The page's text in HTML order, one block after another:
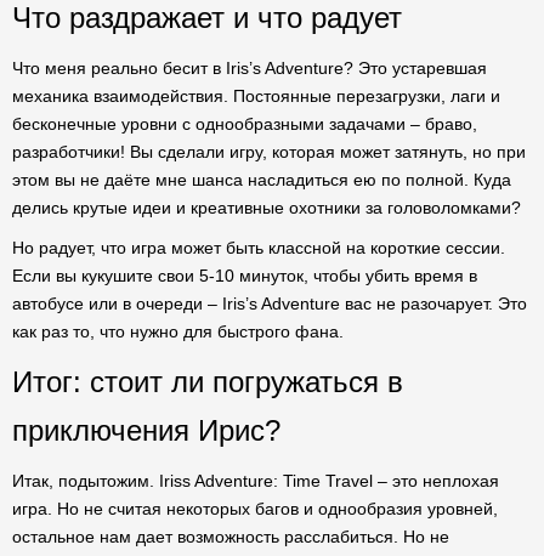
Что раздражает и что радует
Что меня реально бесит в Iris’s Adventure? Это устаревшая
механика взаимодействия. Постоянные перезагрузки, лаги и
бесконечные уровни с однообразными задачами – браво,
разработчики! Вы сделали игру, которая может затянуть, но при
этом вы не даёте мне шанса насладиться ею по полной. Куда
делись крутые идеи и креативные охотники за головоломками?
Но радует, что игра может быть классной на короткие сессии.
Если вы кукушите свои 5-10 минуток, чтобы убить время в
автобусе или в очереди – Iris’s Adventure вас не разочарует. Это
как раз то, что нужно для быстрого фана.
Итог: стоит ли погружаться в
приключения Ирис?
Итак, подытожим. Iriss Adventure: Time Travel – это неплохая
игра. Но не считая некоторых багов и однообразия уровней,
остальное нам дает возможность расслабиться. Но не